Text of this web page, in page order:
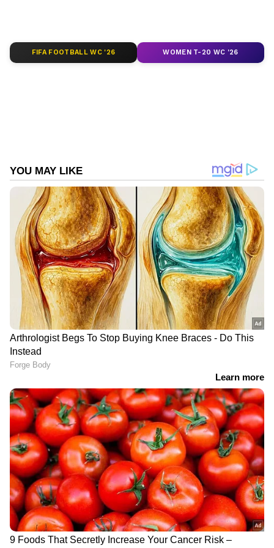
Web Desk
DOWNLOAD APP
RECOMMENDED STORIES
മുടി കൊഴിച്ചിൽ അകറ്റി
കട്ടിയുള്ള തലമുടി
ലഭിക്കാൻ ചെയ്യേണ്ട ചില
സ്ട്രോക്ക് വരുന്നത്
തടയാൻ ശ്രദ്ധിക്കേണ്ട 4
പ്രധാന കാര്യങ്ങൾ
FIFA FOOTBALL WC '26 WOMEN T-20 WC '26